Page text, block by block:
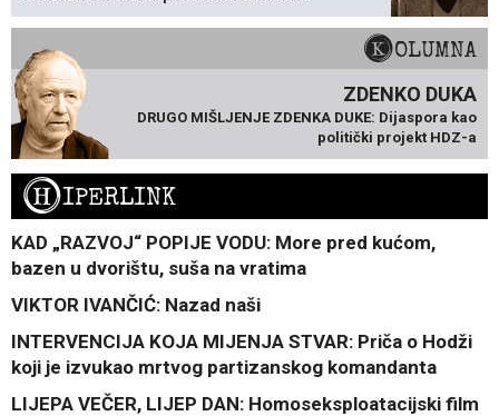
KOLUMNA
ZDENKO DUKA
DRUGO MIŠLJENJE ZDENKA DUKE: Dijaspora kao
politički projekt HDZ-a
HIPERLINK
KAD „RAZVOJ“ POPIJE VODU: More pred kućom,
bazen u dvorištu, suša na vratima
VIKTOR IVANČIĆ: Nazad naši
INTERVENCIJA KOJA MIJENJA STVAR: Priča o Hodži
koji je izvukao mrtvog partizanskog komandanta
LIJEPA VEČER, LIJEP DAN: Homoseksploatacijski film